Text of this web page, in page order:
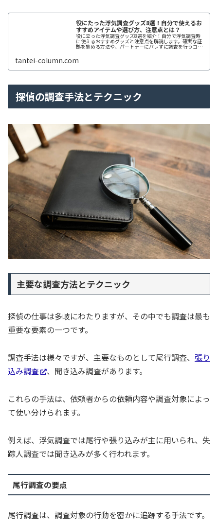
役にたった浮気調査グッズ8選！自分で使えるお
すすめアイテムや選び方、注意点とは？
役に立った浮気調査グッズ8選を紹介！自分で浮気調査時
に使えるおすすめグッズと注意点を解説します。確実な証
拠を集める方法や、パートナーにバレずに調査を行うコツ
も紹介。選び方から法的なリスクまで、全てを網羅した記
tantei-column.com
探偵の調査手法とテクニック
主要な調査方法とテクニック
探偵の仕事は多岐にわたりますが、その中でも調査は最も
重要な要素の一つです。
調査手法は様々ですが、主要なものとして尾行調査、 張り
込み調査
、聞き込み調査があります。
これらの手法は、依頼者からの依頼内容や調査対象によっ
て使い分けられます。
例えば、浮気調査では尾行や張り込みが主に用いられ、失
踪人調査では聞き込みが多く行われます。
尾行調査の要点
尾行調査は、調査対象の行動を密かに追跡する手法です。